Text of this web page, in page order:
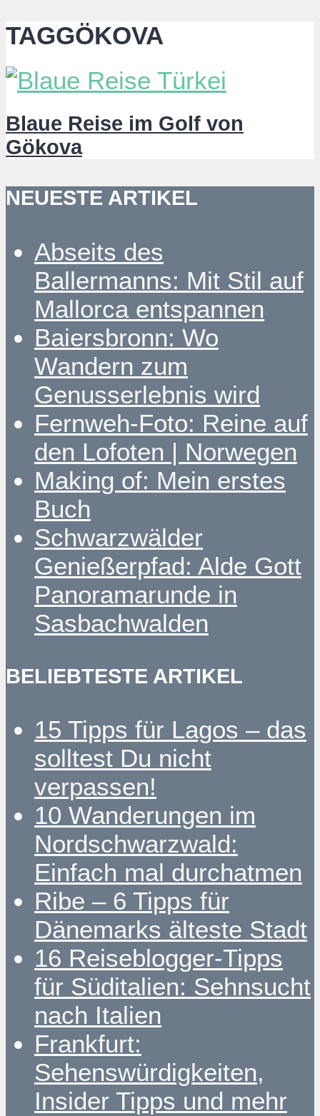
TAGGÖKOVA
Blaue Reise im Golf von
Gökova
NEUESTE ARTIKEL
Abseits des
Ballermanns: Mit Stil auf
Mallorca entspannen
Baiersbronn: Wo
Wandern zum
Genusserlebnis wird
Fernweh-Foto: Reine auf
den Lofoten | Norwegen
Making of: Mein erstes
Buch
Schwarzwälder
Genießerpfad: Alde Gott
Panoramarunde in
Sasbachwalden
BELIEBTESTE ARTIKEL
15 Tipps für Lagos – das
solltest Du nicht
verpassen!
10 Wanderungen im
Nordschwarzwald:
Einfach mal durchatmen
Ribe – 6 Tipps für
Dänemarks älteste Stadt
16 Reiseblogger-Tipps
für Süditalien: Sehnsucht
nach Italien
Frankfurt:
Sehenswürdigkeiten,
Insider Tipps und mehr